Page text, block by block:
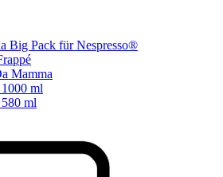
Big Pack für Nespresso®
Mamma
ml
ml